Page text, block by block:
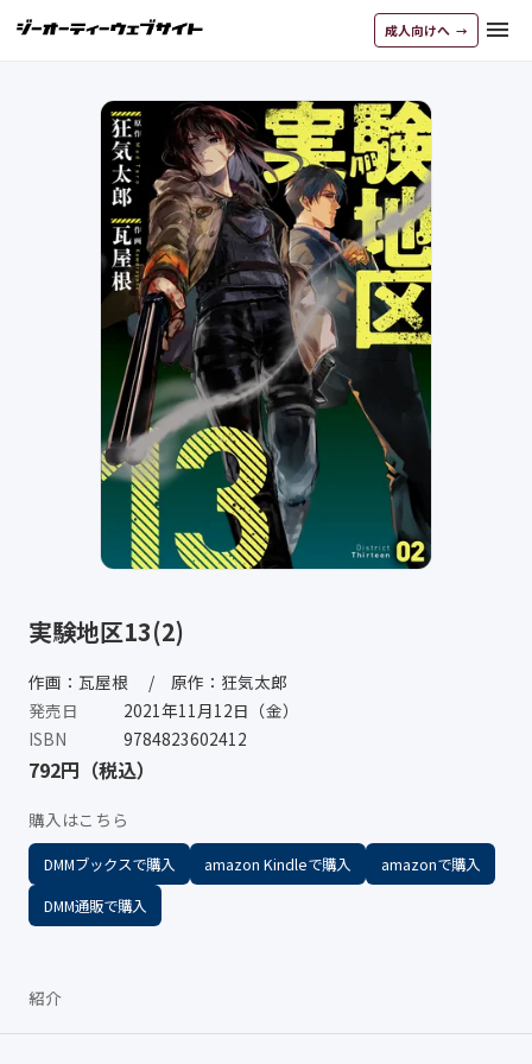
成人向けへ menu
実験地区13(2)
作画：瓦屋根 / 原作：狂気太郎
発売日
2021年11月12日（金）
ISBN
9784823602412
792円（税込）
購入はこちら
DMMブックスで購入 amazon Kindleで購入
amazonで購入
DMM通販で購入
紹介